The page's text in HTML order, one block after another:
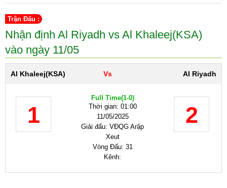
Trận Đấu :
Nhận định Al Riyadh vs Al Khaleej(KSA)
vào ngày 11/05
Al Khaleej(KSA) Vs Al Riyadh
1
Full Time(1-0)
Thời gian: 01:00
11/05/2025
Giải đấu: VĐQG Arập
Xeut
Vòng Đấu: 31
Kênh:
2